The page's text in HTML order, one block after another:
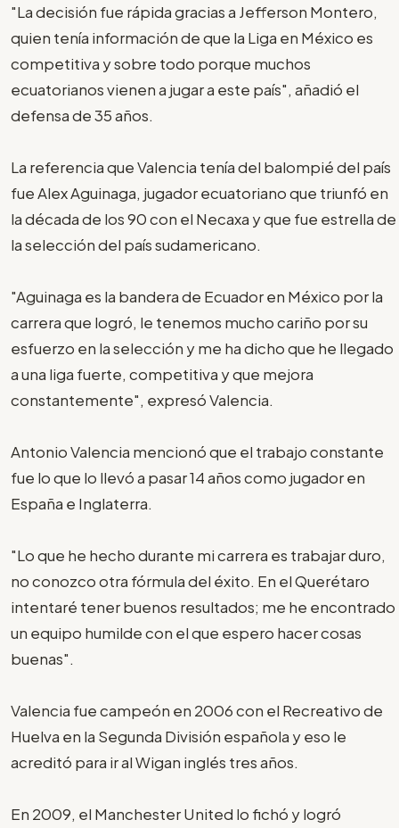
"La decisión fue rápida gracias a Jefferson Montero,
quien tenía información de que la Liga en México es
competitiva y sobre todo porque muchos
ecuatorianos vienen a jugar a este país", añadió el
defensa de 35 años.
La referencia que Valencia tenía del balompié del país
fue Alex Aguinaga, jugador ecuatoriano que triunfó en
la década de los 90 con el Necaxa y que fue estrella de
la selección del país sudamericano.
"Aguinaga es la bandera de Ecuador en México por la
carrera que logró, le tenemos mucho cariño por su
esfuerzo en la selección y me ha dicho que he llegado
a una liga fuerte, competitiva y que mejora
constantemente", expresó Valencia.
Antonio Valencia mencionó que el trabajo constante
fue lo que lo llevó a pasar 14 años como jugador en
España e Inglaterra.
"Lo que he hecho durante mi carrera es trabajar duro,
no conozco otra fórmula del éxito. En el Querétaro
intentaré tener buenos resultados; me he encontrado
un equipo humilde con el que espero hacer cosas
buenas".
Valencia fue campeón en 2006 con el Recreativo de
Huelva en la Segunda División española y eso le
acreditó para ir al Wigan inglés tres años.
En 2009, el Manchester United lo fichó y logró